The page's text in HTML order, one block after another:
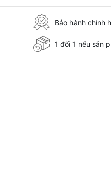
Bảo hành chính
1 đổi 1 nếu sản